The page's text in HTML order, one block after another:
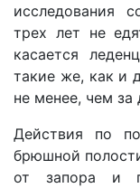
исследования
трех лет не
касается
такие же, как и
не менее, чем
Действия по
брюшной
от запора и